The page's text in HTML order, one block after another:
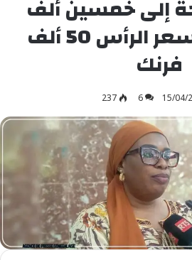
إلى خمسين ألف
رأس غنم وسعر الرأس 50 ألف
فرنك
15/04/
6
237